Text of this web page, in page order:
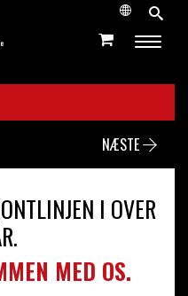
NÆSTE
I OVER
MED OS.